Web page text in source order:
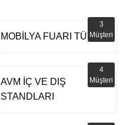
MOBİLYA FUARI TÜYAP
3
Müşteri
AVM İÇ VE DIŞ
STANDLARI
4
Müşteri